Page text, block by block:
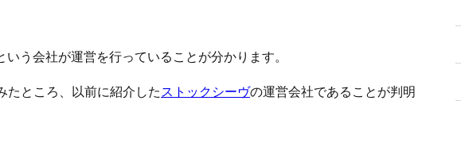
う会社が運営を行っていることが分かります。
たところ、以前に紹介したストックシーヴの運営会社であることが判明